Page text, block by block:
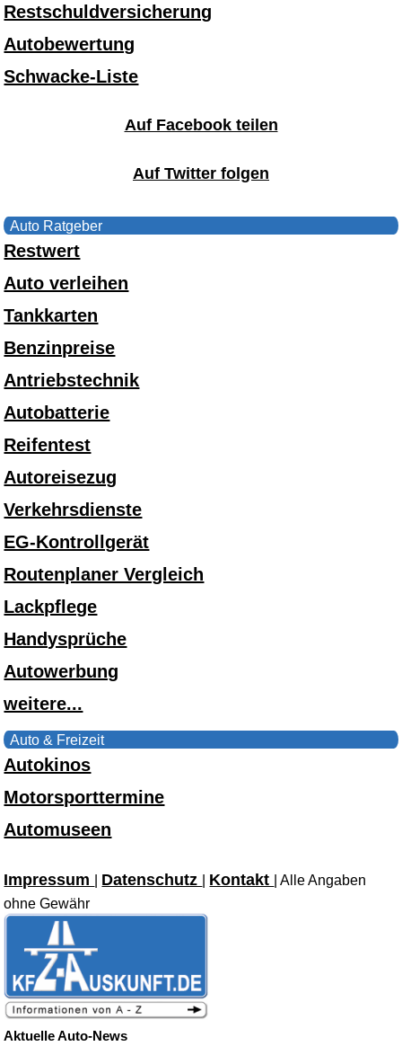
Restschuldversicherung
Autobewertung
Schwacke-Liste
Auf Facebook teilen
Auf Twitter folgen
Auto Ratgeber
Restwert
Auto verleihen
Tankkarten
Benzinpreise
Antriebstechnik
Autobatterie
Reifentest
Autoreisezug
Verkehrsdienste
EG-Kontrollgerät
Routenplaner Vergleich
Lackpflege
Handysprüche
Autowerbung
weitere...
Auto & Freizeit
Autokinos
Motorsporttermine
Automuseen
Impressum Datenschutz Kontakt
| Alle Angaben
ohne Gewähr
Aktuelle Auto-News